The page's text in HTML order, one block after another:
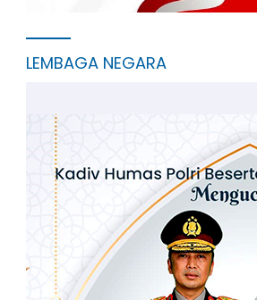
LEMBAGA NEGARA